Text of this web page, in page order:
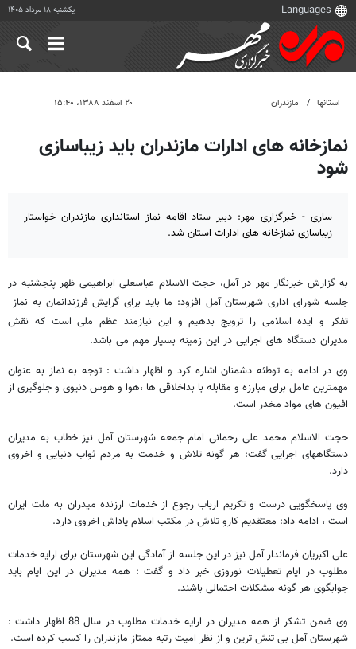
یکشنبه ۱۸ مرداد ۱۴۰۵
استانها مازندران ۲۰ اسفند ۱۳۸۸، ۱۵:۴۰
نمازخانه های ادارات مازندران باید زیباسازی
شود
ساری - خبرگزاری مهر: دبیر ستاد اقامه نماز استانداری مازندران خواستار
زیباسازی نمازخانه های ادارات استان شد.
به گزارش خبرنگار مهر در آمل، حجت الاسلام عباسعلی ابراهیمی ظهر پنجشنبه در
جلسه شورای اداری شهرستان آمل افزود: ما باید برای گرایش فرزندانمان به نماز
تفکر و ایده اسلامی را ترویج بدهیم و این نیازمند عظم ملی است که نقش
مدیران دستگاه های اجرایی در این زمینه بسیار مهم می باشد.
وی در ادامه به توطئه دشمنان اشاره کرد و اظهار داشت : توجه به نماز به عنوان
مهمترین عامل برای مبارزه و مقابله با بداخلاقی ها ،هوا و هوس دنیوی و جلوگیری از
افیون های مواد مخدر است.
حجت الاسلام محمد علی رحمانی امام جمعه شهرستان آمل نیز خطاب به مدیران
دستگاههای اجرایی گفت: هر گونه تلاش و خدمت به مردم ثواب دنیایی و اخروی
دارد.
وی پاسخگویی درست و تکریم ارباب رجوع از خدمات ارزنده میدران به ملت ایران
است ، ادامه داد: معتقدیم کارو تلاش در مکتب اسلام پاداش اخروی دارد.
علی اکبریان فرماندار آمل نیز در این جلسه از آمادگی این شهرستان برای ارایه خدمات
مطلوب در ایام تعطیلات نوروزی خبر داد و گفت : همه مدیران در این ایام باید
جوابگوی هر گونه مشکلات احتمالی باشند.
وی ضمن تشکر از همه مدیران در ارایه خدمات مطلوب در سال 88 اظهار داشت :
شهرستان آمل بی تنش ترین و از نظر امیت رتبه ممتاز مازندران را کسب کرده است.